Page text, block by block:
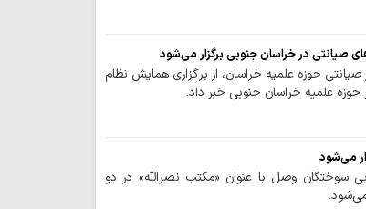
در خراسان جنوبی برگزار می‌شود
حوزه علمیه خراسان، از برگزاری همایش نظام
علمیه خراسان جنوبی خبر داد.
می‌شود
سوختگان وصل با عنوان «مکتب نصرالله» در دو